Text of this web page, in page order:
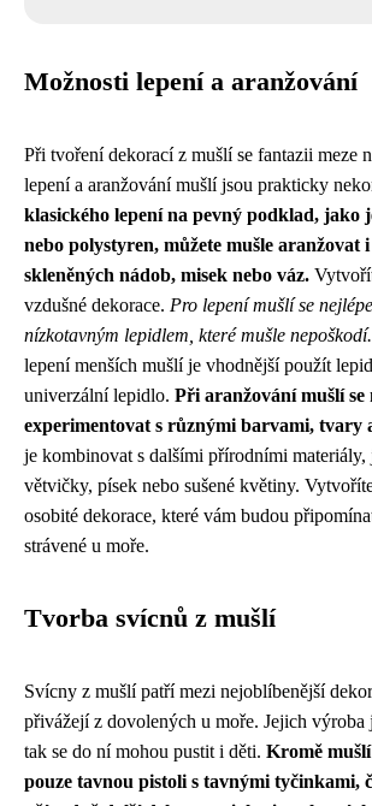
Možnosti lepení a aranžování
Při tvoření dekorací z mušlí se fantazii meze
lepení a aranžování mušlí jsou prakticky
klasického lepení na pevný podklad, jako
nebo polystyren, můžete mušle aranžovat
skleněných nádob, misek nebo váz.
vzdušné dekorace. Pro lepení mušlí se
nízkotavným lepidlem, které mušle nepoškodí.
lepení menších mušlí je vhodnější použít
univerzální lepidlo. Při aranžování mušlí se
experimentovat s různými barvami, tvary
je kombinovat s dalšími přírodními
větvičky, písek nebo sušené květiny.
osobité dekorace, které vám budou
strávené u moře.
Tvorba svícnů z mušlí
Svícny z mušlí patří mezi nejoblíbenější
přivážejí z dovolených u moře. Jejich výroba
tak se do ní mohou pustit i děti. Kromě
pouze tavnou pistoli s tavnými tyčinkami,